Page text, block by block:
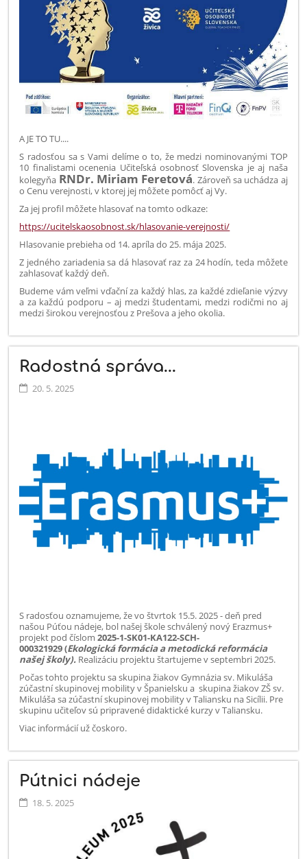
A JE TO TU....
S radosťou sa s Vami delíme o to, že medzi nominovanými TOP
10 finalistami ocenenia Učiteľská osobnosť Slovenska je aj naša
kolegyňa RNDr. Miriam Feretová. Zároveň sa uchádza aj
o Cenu verejnosti, v ktorej jej môžete pomôcť aj Vy.
Za jej profil môžete hlasovať na tomto odkaze:
https://ucitelskaosobnost.sk/hlasovanie-verejnosti/
Hlasovanie prebieha od 14. apríla do 25. mája 2025.
Z jedného zariadenia sa dá hlasovať raz za 24 hodín, teda môžete
zahlasovať každý deň.
Budeme vám veľmi vďační za každý hlas, za každé zdieľanie výzvy
a za každú podporu – aj medzi študentami, medzi rodičmi no aj
medzi širokou verejnosťou z Prešova a jeho okolia.
Radostná správa...
20. 5. 2025
S radosťou oznamujeme, že vo štvrtok 15.5. 2025 - deň pred
našou Púťou nádeje, bol našej škole schválený nový Erazmus+
projekt pod číslom2025-1-SK01-KA122-SCH-
000321929(Ekologická formácia a metodická reformácia
našej školy). Realizáciu projektu štartujeme v septembri 2025.
Počas tohto projektu sa skupina žiakov Gymnázia sv. Mikuláša
zúčastní skupinovej mobility v Španielsku a skupina žiakov ZŠ sv.
Mikuláša sa zúčastní skupinovej mobility v Taliansku na Sicílii. Pre
skupinu učiteľov sú pripravené didaktické kurzy v Taliansku.
Viac informácií už čoskoro.
Pútnici nádeje
18. 5. 2025